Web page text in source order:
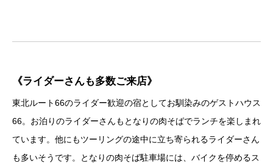
《ライダーさんも多数ご来店》
東北ルート66のライダー歓迎の宿としてお馴染みのゲストハウス
66。お泊りのライダーさんもとなりの肉そばでランチを楽しまれ
ています。他にもツーリングの途中に立ち寄られるライダーさん
も多いそうです。となりの肉そば駐車場には、バイクを停めるス